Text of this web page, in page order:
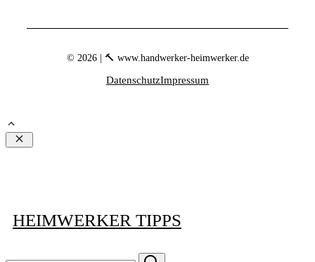
© 2026 | 🔨 www.handwerker-heimwerker.de
DatenschutzImpressum
Schließen
HEIMWERKER TIPPS
Suchen